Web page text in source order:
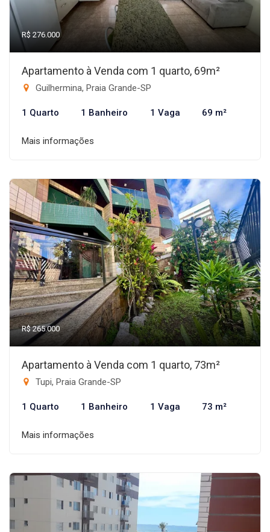
R$ 276.000
Apartamento à Venda com 1 quarto, 69m²
Guilhermina, Praia Grande-SP
1 Quarto 1 Banheiro 1 Vaga 69 m²
Mais informações
R$ 265.000
Apartamento à Venda com 1 quarto, 73m²
Tupi, Praia Grande-SP
1 Quarto 1 Banheiro 1 Vaga 73 m²
Mais informações